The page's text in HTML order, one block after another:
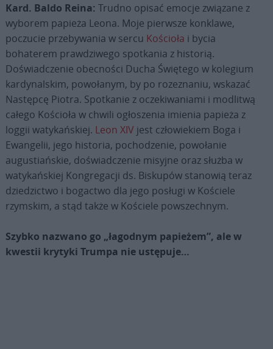
Kard. Baldo Reina: Trudno opisać emocje związane z
wyborem papieża Leona. Moje pierwsze konklawe,
poczucie przebywania w sercu Kościoła i bycia
bohaterem prawdziwego spotkania z historią.
Doświadczenie obecności Ducha Świętego w kolegium
kardynalskim, powołanym, by po rozeznaniu, wskazać
Następcę Piotra. Spotkanie z oczekiwaniami i modlitwą
całego Kościoła w chwili ogłoszenia imienia papieża z
loggii watykańskiej. Leon XIV jest człowiekiem Boga i
Ewangelii, jego historia, pochodzenie, powołanie
augustiańskie, doświadczenie misyjne oraz służba w
watykańskiej Kongregacji ds. Biskupów stanowią teraz
dziedzictwo i bogactwo dla jego posługi w Kościele
rzymskim, a stąd także w Kościele powszechnym.
Szybko nazwano go „łagodnym papieżem”, ale w
kwestii krytyki Trumpa nie ustępuje…